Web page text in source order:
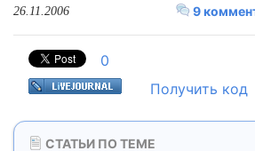
9
26.11.2006
0
Получить код
СТАТЬИ ПО ТЕМЕ